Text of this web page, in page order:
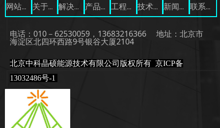
北京中科晶硕能源技术有限公司版权所有 京ICP备
13032486号-1
电话：010－62530059，13683216366 地址：北京市
海淀区北四环西路9号银谷大厦2104
网站首页 关于我们 解决方案 产品展示 工程案例 技术资料 新闻中心 联系我们